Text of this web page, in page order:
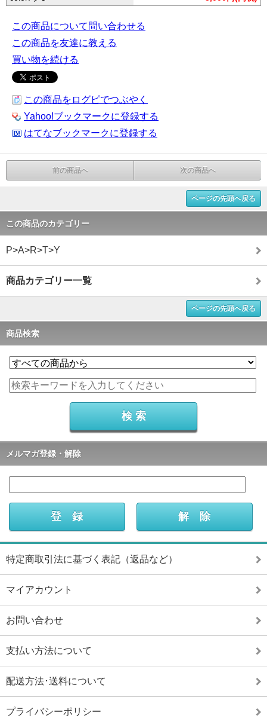
この商品について問い合わせる
この商品を友達に教える
買い物を続ける
この商品をログピでつぶやく
Yahoo!ブックマークに登録する
はてなブックマークに登録する
前の商品へ 次の商品へ
ページの先頭へ戻る
この商品のカテゴリー
P>A>R>T>Y
商品カテゴリー一覧
ページの先頭へ戻る
商品検索
メルマガ登録・解除
特定商取引法に基づく表記（返品など）
マイアカウント
お問い合わせ
支払い方法について
配送方法･送料について
プライバシーポリシー